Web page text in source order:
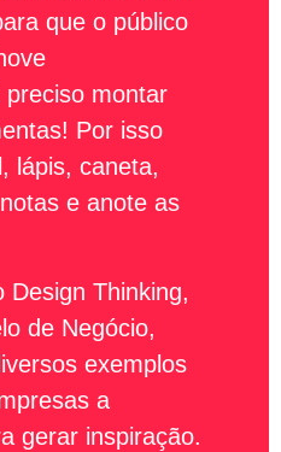
que o público
montar
Por isso
lápis, caneta,
e anote as
Design Thinking,
de Negócio,
exemplos
a
gerar inspiração.